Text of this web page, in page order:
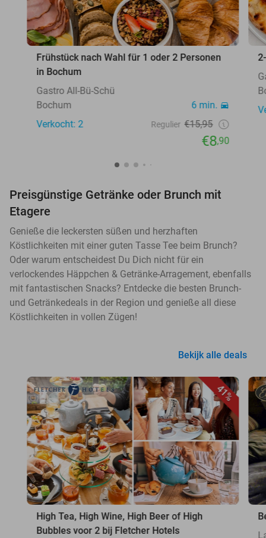
Frühstück nach Wahl für 1 oder 2 Personen
in Bochum
Gastro All-Bü-Schü
Bochum
6 min.
Verkocht: 2
Regulier €15,95
€8,90
Preisgünstige Getränke oder Brunch mit
Etagere
Genieße die leckersten süßen und herzhaften
Köstlichkeiten mit einer guten Tasse Tee beim Brunch?
Oder warum entscheidest Du Dich nicht für ein
verlockendes Häppchen & Getränke-Arragement, ebenfalls
mit fantastischen Snacks? Entdecke die besten Brunch-
und Getränkedeals in der Region und genieße all diese
Köstlichkeiten in vollen Zügen!
Bekijk alle deals
41%
High Tea, High Wine, High Beer of High
Bubbles voor 2 bij Fletcher Hotels